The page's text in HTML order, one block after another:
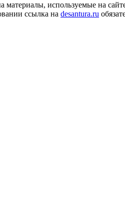
материалы, используемые на
ссылка на desantura.ru